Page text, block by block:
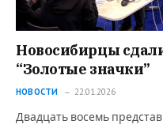
Новосибирцы
“Золотые значки”
НОВОСТИ 22.01.2026
Двадцать восемь